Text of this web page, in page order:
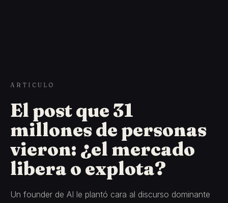
ARTICULO
El post que 31
millones de personas
vieron: ¿el mercado
libera o explota?
Un founder de AI le plantó cara al discurso dominante